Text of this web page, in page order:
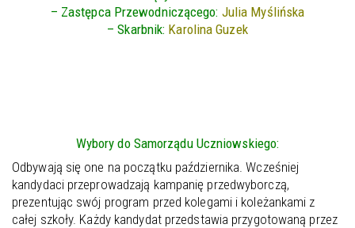
– Zastępca Przewodniczącego: Julia Myślińska
– Skarbnik: Karolina Guzek
Wybory do Samorządu Uczniowskiego:
Odbywają się one na początku października. Wcześniej
kandydaci przeprowadzają kampanię przedwyborczą,
prezentując swój program przed kolegami i koleżankami z
całej szkoły. Każdy kandydat przedstawia przygotowaną przez